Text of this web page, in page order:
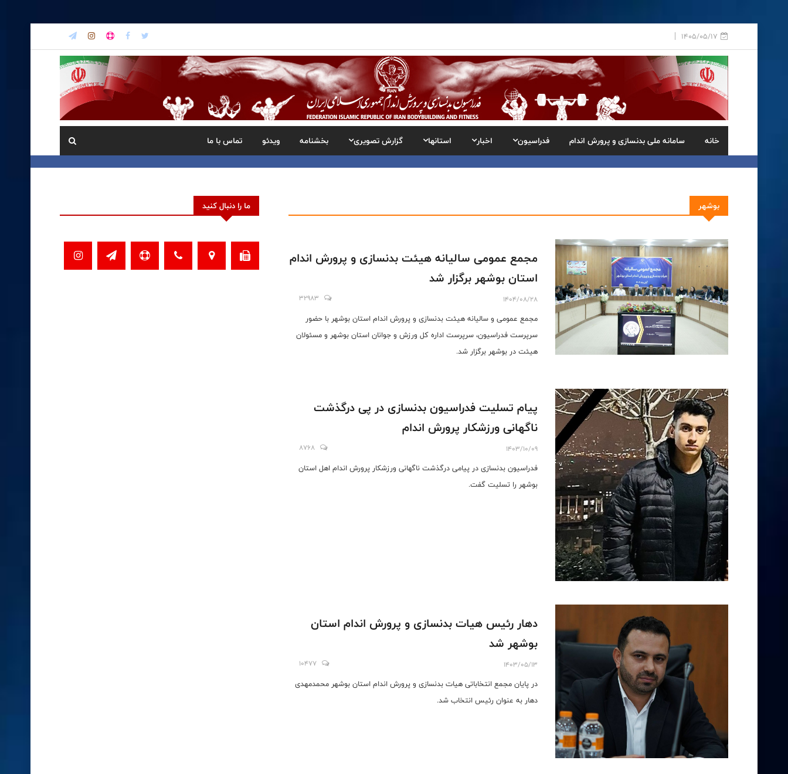
1405/05/17
خانه سامانه ملی بدنسازی و پرورش اندام فدراسیون اخبار استانها گزارش تصویری بخشنامه ویدئو تماس با ما
بوشهر
مجمع عمومی سالیانه هیئت بدنسازی و پرورش اندام
استان بوشهر برگزار شد
1404/08/28
32983
مجمع عمومی و سالیانه هیئت بدنسازی و پرورش اندام استان بوشهر با حضور
سرپرست فدراسیون، سرپرست اداره کل ورزش و جوانان استان بوشهر و مسئولان
هیئت در بوشهر برگزار شد.
پیام تسلیت فدراسیون بدنسازی در پی درگذشت
ناگهانی ورزشکار پرورش اندام
1403/10/09
8768
فدراسیون بدنسازی در پیامی درگذشت ناگهانی ورزشکار پرورش اندام اهل استان
بوشهر را تسلیت گفت.
دهار رئیس هیات بدنسازی و پرورش اندام استان
بوشهر شد
1403/05/13
10477
در پایان مجمع انتخاباتی هیات بدنسازی و پرورش اندام استان بوشهر محمدمهدی
دهار به عنوان رئیس انتخاب شد.
ما را دنبال کنید